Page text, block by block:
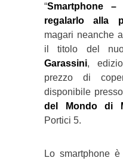
“Smartphone
regalarlo alla
magari neanche
il titolo del
Garassini,
prezzo di
disponibile
del Mondo di
Portici 5.
Lo smartphone